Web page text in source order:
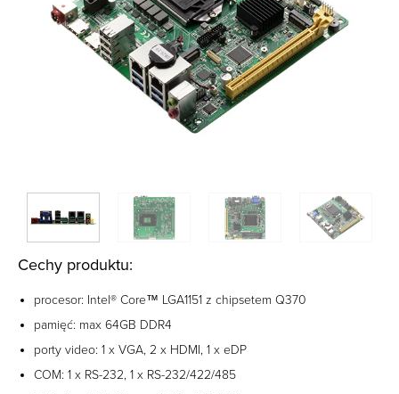
Cechy produktu:
procesor: Intel® Core™ LGA1151 z chipsetem Q370
pamięć: max 64GB DDR4
porty video: 1 x VGA, 2 x HDMI, 1 x eDP
COM: 1 x RS-232, 1 x RS-232/422/485